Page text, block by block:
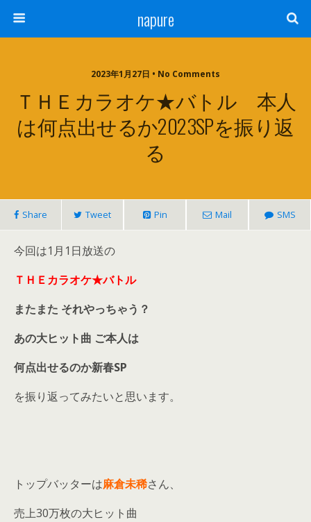
napure
2023年1月27日 • No Comments
ＴＨＥカラオケ★バトル 本人
は何点出せるか2023SPを振り返
る
Share Tweet Pin Mail SMS
今回は1月1日放送の
ＴＨＥカラオケ★バトル
またまた それやっちゃう？
あの大ヒット曲 ご本人は
何点出せるのか新春SP
を振り返ってみたいと思います。
トップバッターは麻倉未稀さん、
売上30万枚の大ヒット曲